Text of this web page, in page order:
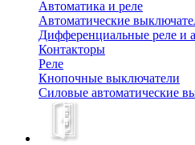
Автоматика и реле
Автоматические
Дифференциальные реле и
Контакторы
Реле
Кнопочные выключатели
Силовые автоматические